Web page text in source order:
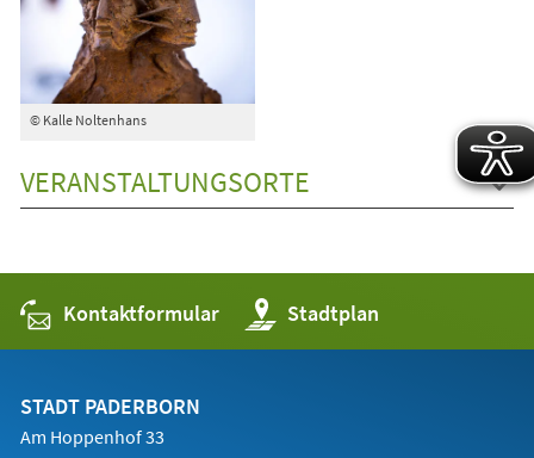
© Kalle Noltenhans
VERANSTALTUNGSORTE
Kontaktformular Stadtplan
(Öffnet
in
einem
STADT PADERBORN
Am Hoppenhof 33